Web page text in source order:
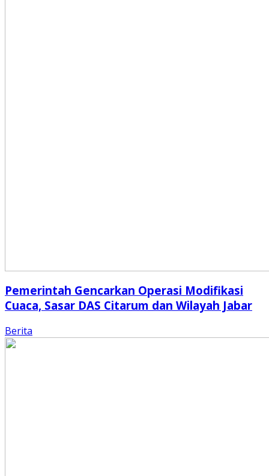
Pemerintah Gencarkan Operasi Modifikasi
Cuaca, Sasar DAS Citarum dan Wilayah Jabar
Berita